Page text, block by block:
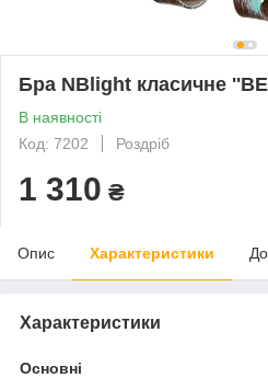
Бра NBlight класичне
В наявності
Код: 7202
Роздріб
1 310 ₴
Опис Характеристики
Характеристики
Основні